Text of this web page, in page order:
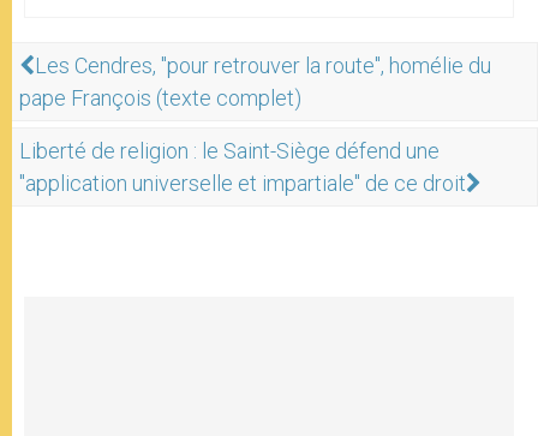
Les Cendres, "pour retrouver la route", homélie du
pape François (texte complet)
Liberté de religion : le Saint-Siège défend une
"application universelle et impartiale" de ce droit